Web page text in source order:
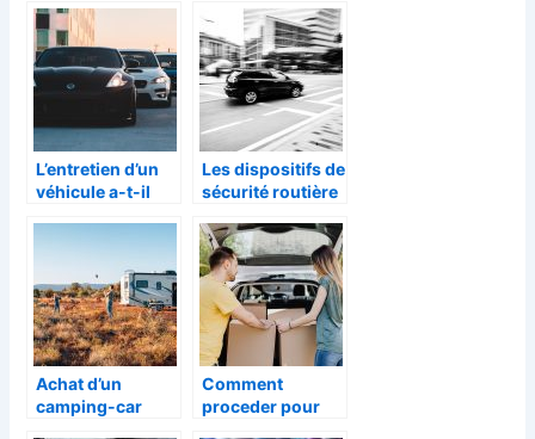
professionnel a
moindre cout ?
offres auto
intéressantes?
L’entretien d’un
véhicule a-t-il
Les dispositifs de
sécurité routière
d’équipements
Achat d’un
camping-car
Comment
proceder pour